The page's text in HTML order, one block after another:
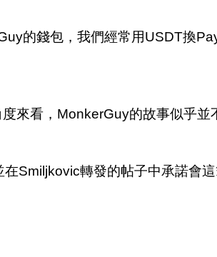
的錢包，我們經常用USDT換
來看，MonkerGuy的故事似乎
Smiljkovic轉發的帖子中承諾會這